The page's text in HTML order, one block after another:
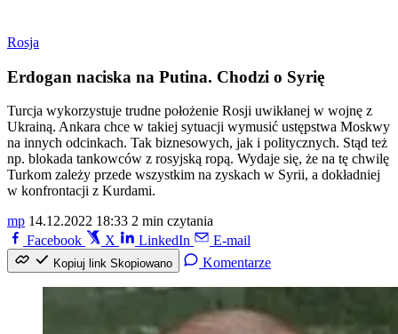
Rosja
Erdogan naciska na Putina. Chodzi o Syrię
Turcja wykorzystuje trudne położenie Rosji uwikłanej w wojnę z
Ukrainą. Ankara chce w takiej sytuacji wymusić ustępstwa Moskwy
na innych odcinkach. Tak biznesowych, jak i politycznych. Stąd też
np. blokada tankowców z rosyjską ropą. Wydaje się, że na tę chwilę
Turkom zależy przede wszystkim na zyskach w Syrii, a dokładniej
w konfrontacji z Kurdami.
mp 14.12.2022 18:33 2 min czytania
Facebook
X LinkedIn E-mail
Kopiuj link Skopiowano Komentarze